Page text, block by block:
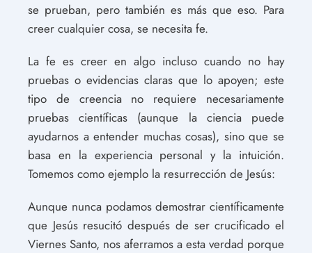
se prueban, pero también es más que eso. Para
creer cualquier cosa, se necesita fe.
La fe es creer en algo incluso cuando no hay
pruebas o evidencias claras que lo apoyen; este
tipo de creencia no requiere necesariamente
pruebas científicas (aunque la ciencia puede
ayudarnos a entender muchas cosas), sino que se
basa en la experiencia personal y la intuición.
Tomemos como ejemplo la resurrección de Jesús:
Aunque nunca podamos demostrar científicamente
que Jesús resucitó después de ser crucificado el
Viernes Santo, nos aferramos a esta verdad porque